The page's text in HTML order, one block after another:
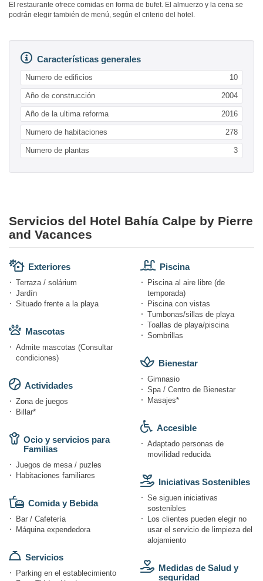
El restaurante ofrece comidas en forma de bufet. El almuerzo y la cena se
podrán elegir también de menú, según el criterio del hotel.
Características generales
Numero de edificios 10
Año de construcción 2004
Año de la ultima reforma 2016
Numero de habitaciones 278
Numero de plantas 3
Servicios del Hotel Bahía Calpe by Pierre
and Vacances
Exteriores
Terraza / solárium
Jardín
Situado frente a la playa
Mascotas
Admite mascotas (Consultar
condiciones)
Actividades
Zona de juegos
Billar*
Ocio y servicios para
Familias
Juegos de mesa / puzles
Habitaciones familiares
Comida y Bebida
Bar / Cafetería
Máquina expendedora
Servicios
Parking en el establecimiento
Piscina
Piscina al aire libre (de
temporada)
Piscina con vistas
Tumbonas/sillas de playa
Toallas de playa/piscina
Sombrillas
Bienestar
Gimnasio
Spa / Centro de Bienestar
Masajes*
Accesible
Adaptado personas de
movilidad reducida
Iniciativas Sostenibles
Se siguen iniciativas
sostenibles
Los clientes pueden elegir no
usar el servicio de limpieza del
alojamiento
Medidas de Salud y
seguridad